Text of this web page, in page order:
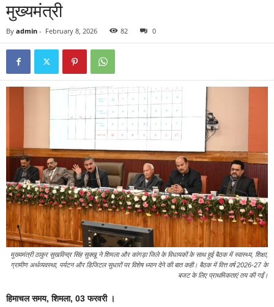
मुख्यमंत्री
By admin - February 8, 2026 82 0
मुख्यमंत्री ठाकुर सुखविन्द्र सिंह सुक्खू ने शिमला और कांगड़ा जिले के विधायकों के साथ हुई बैठक में स्वास्थ्य, शिक्षा,
ग्रामीण अर्थव्यवस्था, पर्यटन और डिजिटल सुधारों पर विशेष ध्यान देने की बात कही। बैठक में वित्त वर्ष 2026-27 के
बजट के लिए प्राथमिकताएं तय की गईं।
हिमाचल समय, शिमला, 03 फरवरी ।